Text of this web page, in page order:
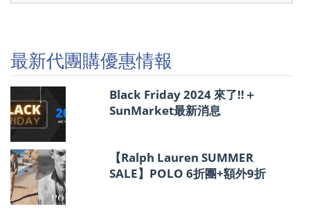
優
惠
情
報
最新代團購優惠情報
Black Friday 2024 來了!!＋
SunMarket最新消息
【Ralph Lauren SUMMER
SALE】POLO 6折團+額外9折